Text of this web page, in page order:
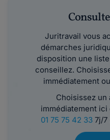
Juritravail vous
démarches
disposition une
conseillez.
immédiatement
Choisissez un
immédiatement
01 75 75 42 337j/7